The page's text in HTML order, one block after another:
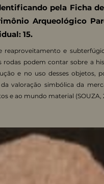
pela Ficha
Arqueológico
15.
e
rodas podem contar sobre a
e no uso desses objetos,
valoração simbólica da
e ao mundo material (SOUZA,